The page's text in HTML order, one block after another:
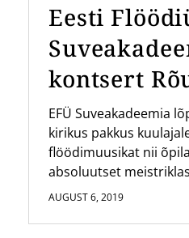
Eesti
kontsert
EFÜ Suveakadeemia
kirikus pakkus
flöödimuusikat nii
absoluutset
AUGUST 6, 2019